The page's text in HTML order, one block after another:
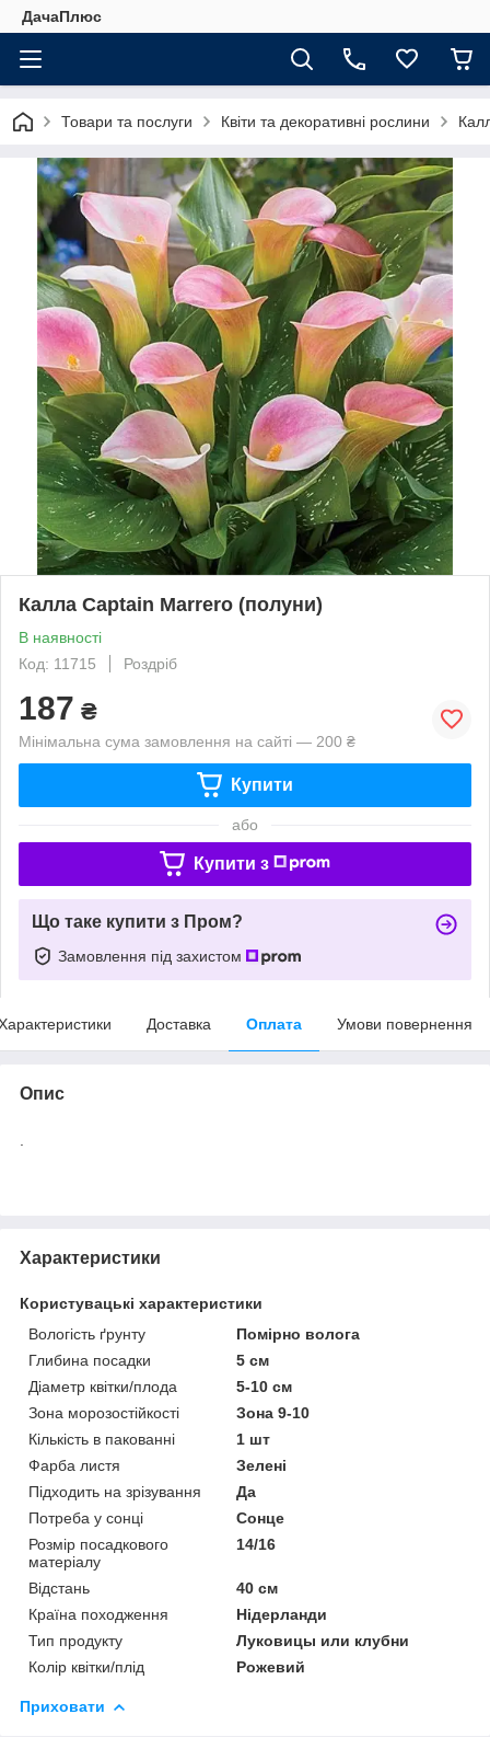
ДачаПлюс
Товари та послуги Квіти та декоративні рослини
Калла Captain Marrero (полуни)
В наявності
Код: 11715
Роздріб
187 ₴
Мінімальна сума замовлення на сайті — 200 ₴
Купити
або
Купити з
Що таке купити з Пром?
Замовлення під захистом
Доставка Оплата Умови повернення
Опис
Характеристики
Користувацькі характеристики
Вологість ґрунту
Помірно волога
Глибина посадки
5 см
Діаметр квітки/плода
5-10 см
Зона морозостійкості
Зона 9-10
Кількість в пакованні
1 шт
Фарба листя
Зелені
Підходить на зрізування
Да
Потреба у сонці
Сонце
Розмір посадкового
матеріалу
14/16
Відстань
40 см
Країна походження
Нідерланди
Тип продукту
Луковицы или клубни
Колір квітки/плід
Рожевий
Приховати